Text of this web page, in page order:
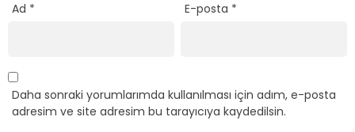
Ad * E-posta *
Daha sonraki yorumlarımda kullanılması için adım, e-posta
adresim ve site adresim bu tarayıcıya kaydedilsin.